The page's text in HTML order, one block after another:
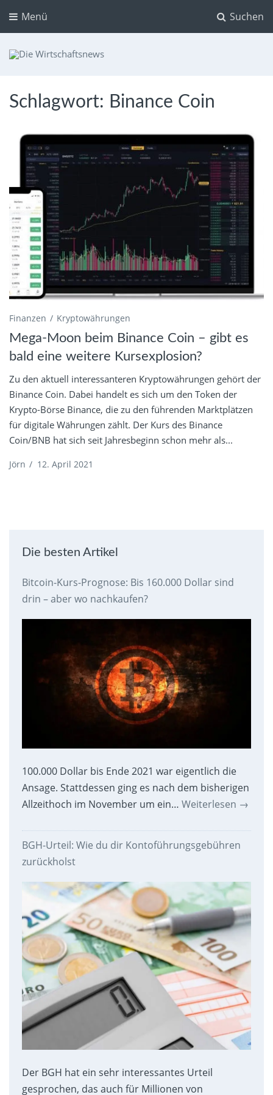
Suchen
Menü
Schlagwort: Binance Coin
Finanzen Kryptowährungen
Mega-Moon beim Binance Coin – gibt es
bald eine weitere Kursexplosion?
Zu den aktuell interessanteren Kryptowährungen gehört der
Binance Coin. Dabei handelt es sich um den Token der
Krypto-Börse Binance, die zu den führenden Marktplätzen
für digitale Währungen zählt. Der Kurs des Binance
Coin/BNB hat sich seit Jahresbeginn schon mehr als...
Jörn / 12. April 2021
Die besten Artikel
Bitcoin-Kurs-Prognose: Bis 160.000 Dollar sind
drin – aber wo nachkaufen?
100.000 Dollar bis Ende 2021 war eigentlich die
Ansage. Stattdessen ging es nach dem bisherigen
Allzeithoch im November um ein… Weiterlesen →
BGH-Urteil: Wie du dir Kontoführungsgebühren
zurückholst
Der BGH hat ein sehr interessantes Urteil
gesprochen, das auch für Millionen von